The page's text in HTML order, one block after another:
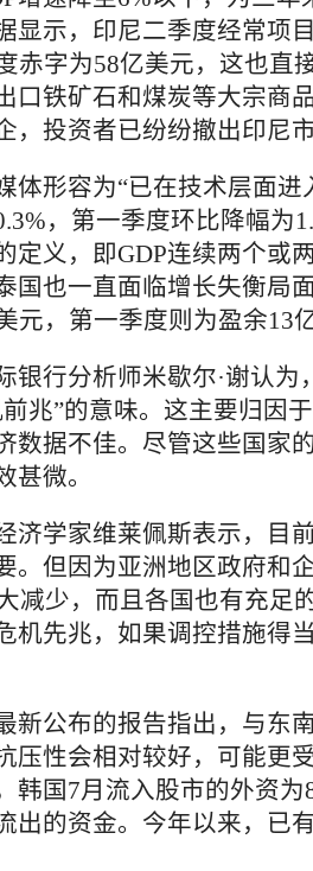
显示，印尼二季度经常项
赤字为58亿美元，这也直
口铁矿石和煤炭等大宗商
，投资者已纷纷撤出印尼
形容为“已在技术层面进
，第一季度环比降幅为
定义，即GDP连续两个或
国也一直面临增长失衡局
元，第一季度则为盈余13
行分析师米歇尔·谢认为
兆”的意味。这主要归因
数据不佳。尽管这些国家
甚微。
学家维莱佩斯表示，目
。但因为亚洲地区政府和
减少，而且各国也有充足
机先兆，如果调控措施得
公布的报告指出，与东
压性会相对较好，可能更
韩国7月流入股市的外资为
出的资金。今年以来，已